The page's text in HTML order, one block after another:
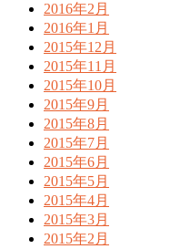
2016年2月
2016年1月
2015年12月
2015年11月
2015年10月
2015年9月
2015年8月
2015年7月
2015年6月
2015年5月
2015年4月
2015年3月
2015年2月